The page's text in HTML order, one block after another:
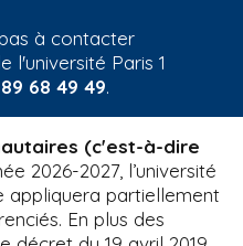
à contacter
l'université Paris 1
89 68 49 49.
(c'est-à-dire
2026-2027, l’université
appliquera partiellement
En plus des